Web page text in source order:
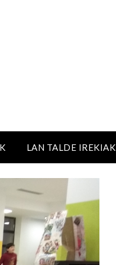
LAN TALDE IREKIAK